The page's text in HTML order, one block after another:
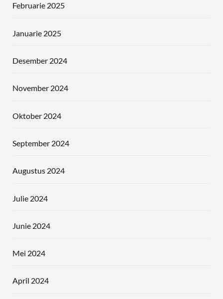
Februarie 2025
Januarie 2025
Desember 2024
November 2024
Oktober 2024
September 2024
Augustus 2024
Julie 2024
Junie 2024
Mei 2024
April 2024